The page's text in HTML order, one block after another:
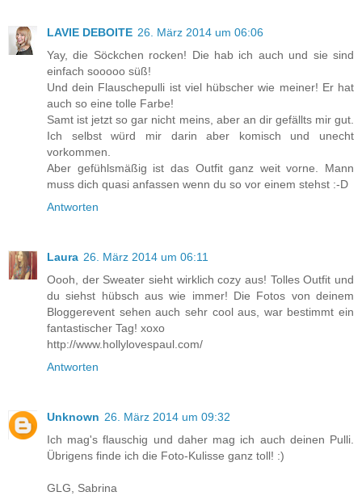
LAVIE DEBOITE 26. März 2014 um 06:06
Yay, die Söckchen rocken! Die hab ich auch und sie sind
einfach sooooo süß!
Und dein Flauschepulli ist viel hübscher wie meiner! Er hat
auch so eine tolle Farbe!
Samt ist jetzt so gar nicht meins, aber an dir gefällts mir gut.
Ich selbst würd mir darin aber komisch und unecht
vorkommen.
Aber gefühlsmäßig ist das Outfit ganz weit vorne. Mann
muss dich quasi anfassen wenn du so vor einem stehst :-D
Antworten
Laura 26. März 2014 um 06:11
Oooh, der Sweater sieht wirklich cozy aus! Tolles Outfit und
du siehst hübsch aus wie immer! Die Fotos von deinem
Bloggerevent sehen auch sehr cool aus, war bestimmt ein
fantastischer Tag! xoxo
http://www.hollylovespaul.com/
Antworten
Unknown 26. März 2014 um 09:32
Ich mag's flauschig und daher mag ich auch deinen Pulli.
Übrigens finde ich die Foto-Kulisse ganz toll! :)
GLG, Sabrina